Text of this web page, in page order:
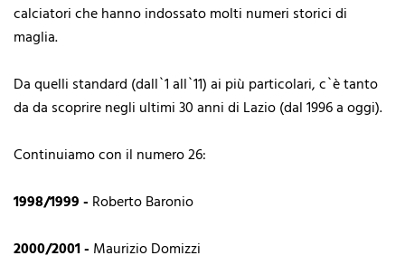
calciatori che hanno indossato molti numeri storici di
maglia.
Da quelli standard (dall`1 all`11) ai più particolari, c`è tanto
da da scoprire negli ultimi 30 anni di Lazio (dal 1996 a oggi).
Continuiamo con il numero 26:
1998/1999 - Roberto Baronio
2000/2001 - Maurizio Domizzi